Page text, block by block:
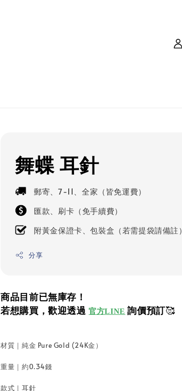
舞蝶 耳針
郵寄、7-11、全家（皆免運費）
匯款、刷卡（免手續費）
附黃金保證卡、包裝盒（若需提袋請備註）
分享
商品目前已無庫存！
若想購買，歡迎透過官方LINE 詢價預訂🥰
材質｜純金 Pure Gold (24K金）
重量｜約0.34錢
款式｜耳針